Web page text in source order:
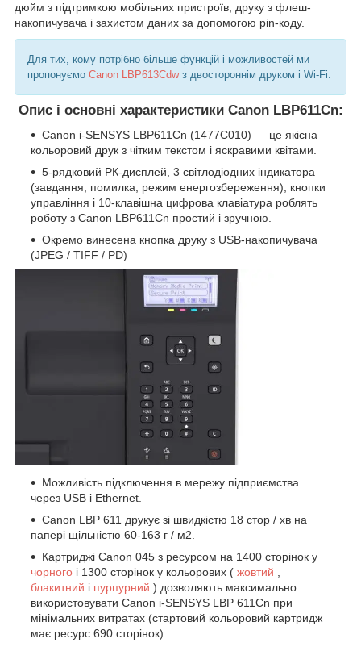
дюйм з підтримкою мобільних пристроїв, друку з флеш-
накопичувача і захистом даних за допомогою pin-коду.
Для тих, кому потрібно більше функцій і можливостей ми
пропонуємо Canon LBP613Cdw з двостороннім друком і Wi-Fi.
Опис і основні характеристики Canon LBP611Cn:
Canon i-SENSYS LBP611Cn (1477C010) — це якісна
кольоровий друк з чітким текстом і яскравими квітами.
5-рядковий РК-дисплей, 3 світлодіодних індикатора
(завдання, помилка, режим енергозбереження), кнопки
управління і 10-клавішна цифрова клавіатура роблять
роботу з Canon LBP611Cn простий і зручною.
Окремо винесена кнопка друку з USB-накопичувача
(JPEG / TIFF / PD)
Можливість підключення в мережу підприємства
через USB і Ethernet.
Canon LBP 611 друкує зі швидкістю 18 стор / хв на
папері щільністю 60-163 г / м2.
Картриджі Canon 045 з ресурсом на 1400 сторінок у
чорного і 1300 сторінок у кольорових ( жовтий
блакитний і пурпурний ) дозволяють максимально
використовувати Canon i-SENSYS LBP 611Cn при
мінімальних витратах (стартовий кольоровий картридж
має ресурс 690 сторінок).